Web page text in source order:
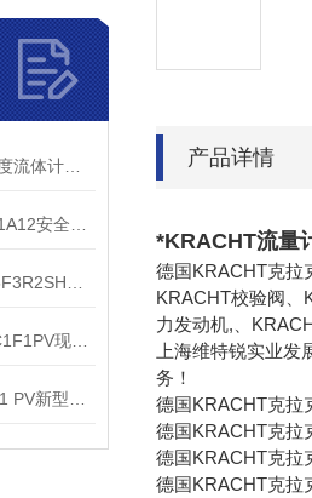
产品详情
*KRACHT流量
德国KRACHT克拉
KRACHT校验阀、
力发动机,、
上海维特锐实业
务！
德国KRACHT克拉
德国KRACHT克拉
德国KRACHT克
德国KRACHT克拉